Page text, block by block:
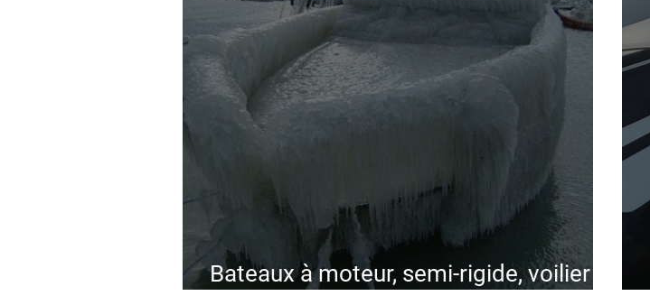
Bateaux à moteur, semi-rigide, voilier :